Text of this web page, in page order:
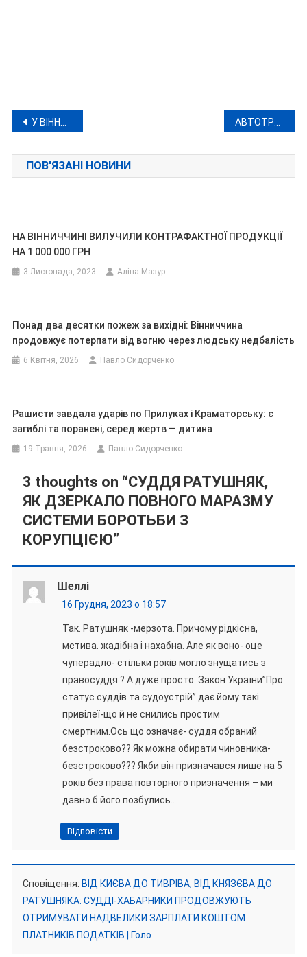
Навігація
записів
У ВІННИЦІ ДЕСЯТЬ ВУЛИЦЬ ЗАЛИШАТЬСЯ БЕЗ ВОДИ
ПОВ'ЯЗАНІ НОВИНИ
НА ВІННИЧЧИНІ ВИЛУЧИЛИ КОНТРАФАКТНОЇ ПРОДУКЦІЇ
НА 1 000 000 ГРН
3 Листопада, 2023 Аліна Мазур
Понад два десятки пожеж за вихідні: Вінниччина
продовжує потерпати від вогню через людську недбалість
6 Квітня, 2026 Павло Сидорченко
Рашисти завдала ударів по Прилуках і Краматорську: є
загиблі та поранені, серед жертв — дитина
19 Травня, 2026 Павло Сидорченко
3 thoughts on “СУДДЯ РАТУШНЯК,
ЯК ДЗЕРКАЛО ПОВНОГО МАРАЗМУ
СИСТЕМИ БОРОТЬБИ З
КОРУПЦІЄЮ”
Шеллі
16 Грудня, 2023 о 18:57
Так. Ратушняк -мерзота. Причому рідкісна,
мстива. жадібна і нахабна. Але як воно- оце
чуперадло- стільки років могло знущатись з
правосуддя ? А дуже просто. Закон України”Про
статус суддів та судоустрій” дає йому такі
привілеї-що й не снились простим
смертним.Ось що означає- суддя обраний
безстроково?? Як можна обирати чиновника-
безстроково??? Якби він призначався лише на 5
років без права повторного призначення – ми
давно б його позбулись..
Відповісти
Сповіщення: ВІД КИЄВА ДО ТИВРІВА, ВІД КНЯЗЄВА ДО
РАТУШНЯКА: СУДДІ-ХАБАРНИКИ ПРОДОВЖУЮТЬ
ОТРИМУВАТИ НАДВЕЛИКИ ЗАРПЛАТИ КОШТОМ
ПЛАТНИКІВ ПОДАТКІВ | Голо